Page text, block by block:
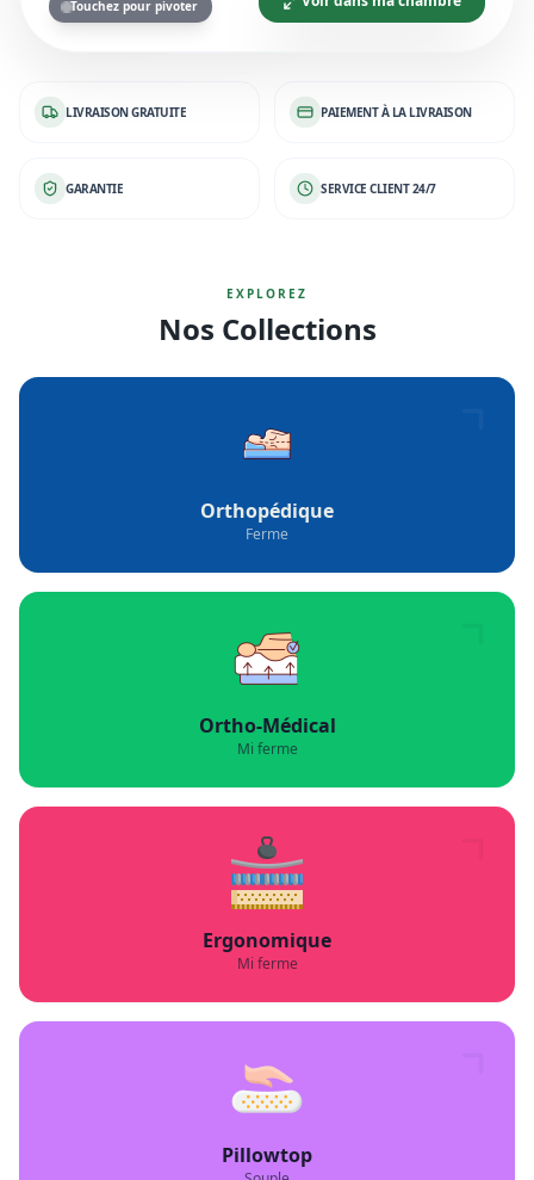
Touchez pour pivoter
LIVRAISON GRATUITE PAIEMENT À LA LIVRAISON
GARANTIE SERVICE CLIENT 24/7
EXPLOREZ
Nos Collections
Orthopédique
Ferme
Ortho-Médical
Mi ferme
Ergonomique
Mi ferme
Pillowtop